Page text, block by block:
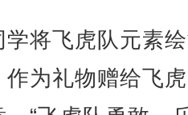
将飞虎队元素
为礼物赠给飞